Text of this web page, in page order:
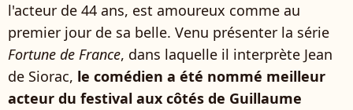
l'acteur de 44 ans, est amoureux comme au
premier jour de sa belle. Venu présenter la série
Fortune de France, dans laquelle il interprète Jean
de Siorac, le comédien a été nommé meilleur
acteur du festival aux côtés de Guillaume